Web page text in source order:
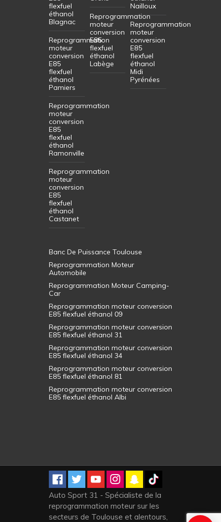
flexfuel
éthanol
Blagnac
Reprogrammation
moteur
conversion
E85
flexfuel
éthanol
Pamiers
Reprogrammation
moteur
conversion
E85
flexfuel
éthanol
Ramonville
Reprogrammation
moteur
conversion
E85
flexfuel
éthanol
Castanet
Reprogrammation
moteur
conversion
E85
flexfuel
éthanol
Labège
Nailloux
Reprogrammation
moteur
conversion
E85
flexfuel
éthanol
Midi
Pyrénées
Banc De Puissance Toulouse
Reprogrammation Moteur
Automobile
Reprogrammation Moteur Camping-
Car
Reprogrammation moteur conversion
E85 flexfuel éthanol 09
Reprogrammation moteur conversion
E85 flexfuel éthanol 31
Reprogrammation moteur conversion
E85 flexfuel éthanol 34
Reprogrammation moteur conversion
E85 flexfuel éthanol 81
Reprogrammation moteur conversion
E85 flexfuel éthanol Albi
Auto Sport 31 - Spécialiste de la
reprogrammation moteur sur les
secteurs de Toulouse et alentours,